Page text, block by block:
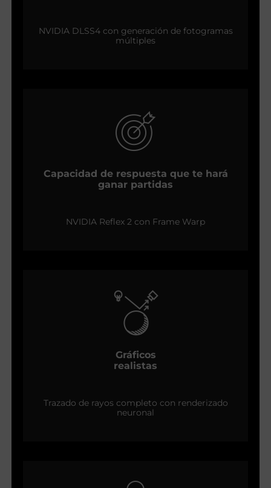
NVIDIA DLSS4 con generación de fotogramas
múltiples
Capacidad de respuesta que te hará
ganar partidas
NVIDIA Reflex 2 con Frame Warp
Gráficos
realistas
Trazado de rayos completo con renderizado
neuronal